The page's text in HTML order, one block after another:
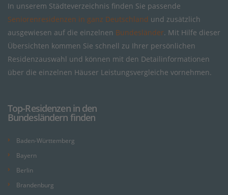
In unserem Städteverzeichnis finden Sie passende
Seniorenresidenzen in ganz Deutschland und zusätzlich
ausgewiesen auf die einzelnen Bundesländer. Mit Hilfe dieser
Übersichten kommen Sie schnell zu Ihrer persönlichen
Residenzauswahl und können mit den Detailinformationen
über die einzelnen Häuser Leistungsvergleiche vornehmen.
Top-Residenzen in den
Bundesländern finden
Baden-Württemberg
Bayern
Berlin
Brandenburg